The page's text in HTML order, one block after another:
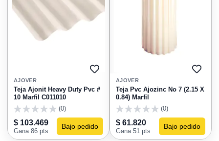
AGREGAR
FAVORITOS
AJOVER
Teja Ajonit Heavy Duty Pvc #
10 Marfil C011010
(0)
$ 103.469
Gana 86 pts
Bajo pedido
AJOVER
Teja Pvc Ajozinc No 7 (2.15 X
0.84) Marfil
(0)
$ 61.820
Gana 51 pts
Bajo pedido